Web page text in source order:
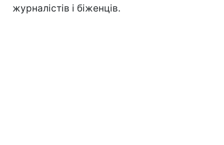
журналістів і біженців.